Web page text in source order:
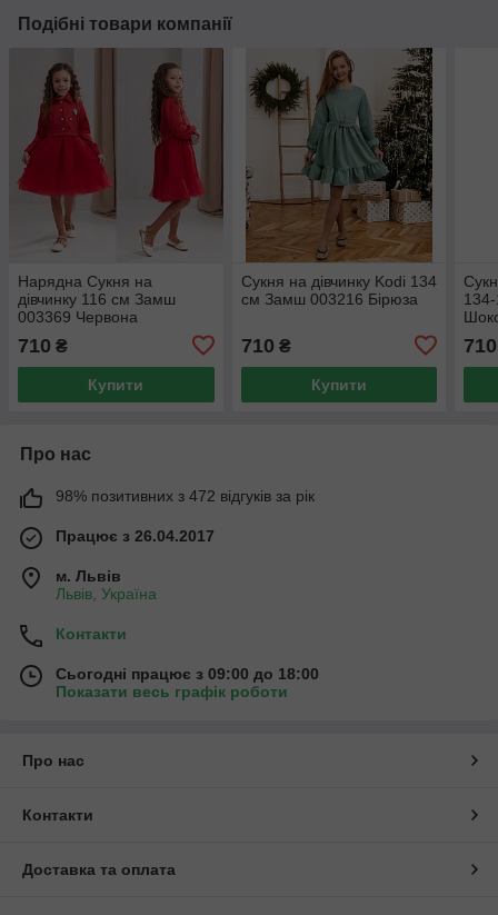
Подібні товари компанії
Нарядна Сукня на
дівчинку 116 см Замш
003369 Червона
710 ₴
Купити
Сукня на дівчинку Kodi 134
см Замш 003216 Бірюза
710 ₴
Купити
710
Про нас
98% позитивних з 472 відгуків за рік
Працює з 26.04.2017
м. Львів
Львів, Україна
Контакти
Сьогодні працює з 09:00 до 18:00
Показати весь графік роботи
Про нас
Контакти
Доставка та оплата